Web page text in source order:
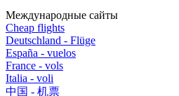
Международные сайты
Cheap flights
Deutschland - Flüge
España - vuelos
France - vols
Italia - voli
中国 - 机票